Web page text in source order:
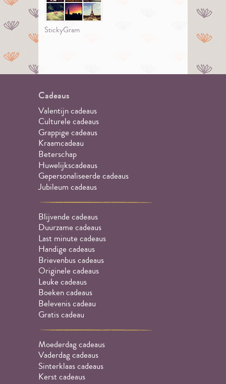
StickyGram
Cadeaus
Valentijn cadeaus
Culturele cadeaus
Grappige cadeaus
Kraamcadeau
Beterschap
Huwelijkscadeaus
Gepersonaliseerde cadeaus
Jubileum cadeaus
Blijvende cadeaus
Duurzame cadeaus
Last minute cadeaus
Handige cadeaus
Brievenbus cadeaus
Originele cadeaus
Leuke cadeaus
Boeken cadeaus
Belevenis cadeau
Gratis cadeau
Moederdag cadeaus
Vaderdag cadeaus
Sinterklaas cadeaus
Kerst cadeaus